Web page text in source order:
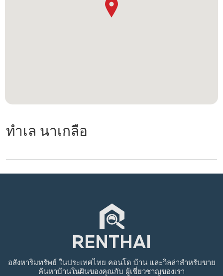
ทำเล นาเกลือ
อสังหาริมทรัพย์ ในประเทศไทย คอนโด บ้าน และวิลล่าสำหรับขาย
ค้นหาบ้านในฝันของคุณกับ ผู้เชี่ยวชาญของเรา